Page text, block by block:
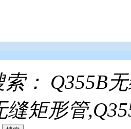
： Q355B
缝矩形管